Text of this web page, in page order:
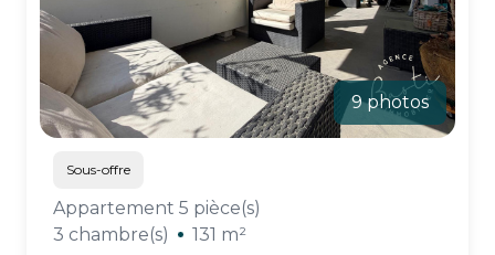
9 photos
Sous-offre
Appartement 5 pièce(s)
3 chambre(s)
131 m²